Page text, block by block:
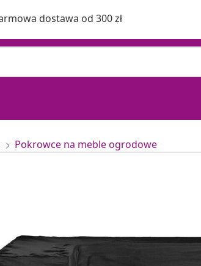
Darmowa dostawa od 300 zł
Pokrowce na meble ogrodowe